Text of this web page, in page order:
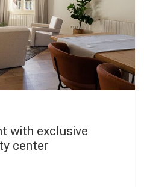
où modernisme, style de vie
pour organiser une visite.
with exclusive
center